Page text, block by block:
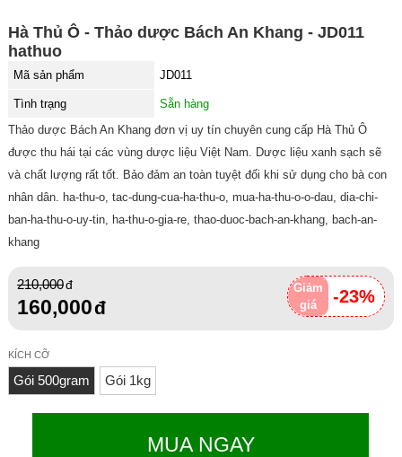
Hà Thủ Ô - Thảo dược Bách An Khang - JD011
hathuo
Mã sản phẩm JD011
Tình trạng
Sẵn hàng
Thảo dược Bách An Khang đơn vị uy tín chuyên cung cấp Hà Thủ Ô
được thu hái tại các vùng dược liệu Việt Nam. Dược liệu xanh sạch sẽ
và chất lượng rất tốt. Bảo đảm an toàn tuyệt đối khi sử dụng cho bà con
nhân dân. ha-thu-o, tac-dung-cua-ha-thu-o, mua-ha-thu-o-o-dau, dia-chi-
ban-ha-thu-o-uy-tin, ha-thu-o-gia-re, thao-duoc-bach-an-khang, bach-an-
khang
Giảm
giá
-23%
210,000
160,000
KÍCH CỠ
Gói 500gram Gói 1kg
MUA NGAY